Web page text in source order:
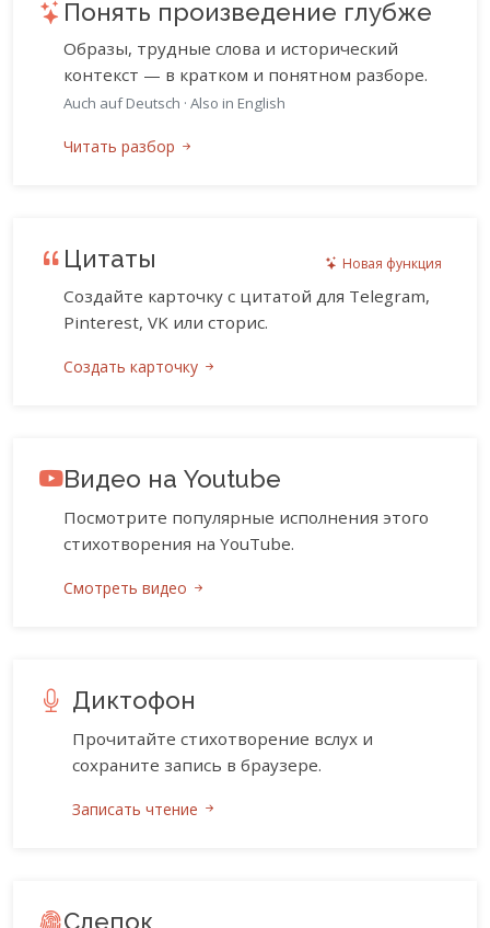
Понять произведение глубже
Образы, трудные слова и исторический
контекст — в кратком и понятном разборе.
Auch auf Deutsch · Also in English
Читать разбор
Цитаты Новая функция
Создайте карточку с цитатой для Telegram,
Pinterest, VK или сторис.
Создать карточку
Видео на Youtube
Посмотрите популярные исполнения этого
стихотворения на YouTube.
Смотреть видео
Диктофон
Прочитайте стихотворение вслух и
сохраните запись в браузере.
Записать чтение
Слепок